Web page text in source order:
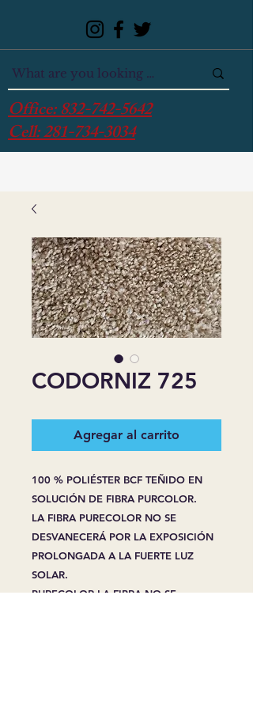
Office:832-742-5642
Cell:281-734-3034
CODORNIZ 725
Agregar al carrito
100 % POLIÉSTER BCF TEÑIDO EN
SOLUCIÓN DE FIBRA PURCOLOR.
LA FIBRA PURECOLOR NO SE
DESVANECERÁ POR LA EXPOSICIÓN
PROLONGADA A LA FUERTE LUZ
SOLAR.
PURECOLOR LA FIBRA NO SE